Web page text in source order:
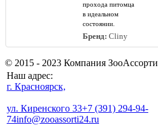
прохода питомца
в идеальном
состоянии.
Бренд: Cliny
© 2015 - 2023 Компания ЗооАссорти
Наш адрес:
г. Красноярск,
ул. Киренского 33+7 (391) 294-94-
74info@zooassorti24.ru